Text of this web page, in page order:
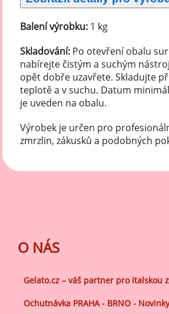
Balení výrobku: 1 kg
Skladování: Po otevření obalu
nabírejte čistým a suchým
opět dobře uzavřete. Skladujte
teplotě a v suchu. Datum
je uveden na obalu.
Výrobek je určen pro
zmrzlin, zákusků a podobných
O NÁS
Gelato.cz – váš partner pro italskou
Ochutnávka PRAHA - BRNO -